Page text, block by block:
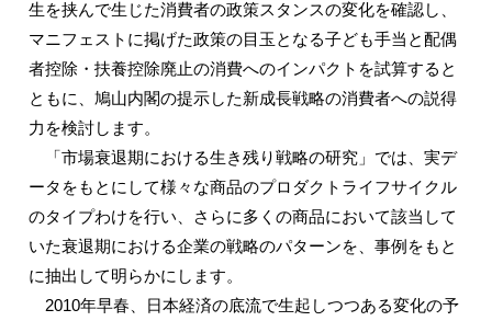
生を挟んで生じた消費者の政策スタンスの変化を確認し、
マニフェストに掲げた政策の目玉となる子ども手当と配偶
者控除・扶養控除廃止の消費へのインパクトを試算すると
ともに、鳩山内閣の提示した新成長戦略の消費者への説得
力を検討します。
「市場衰退期における生き残り戦略の研究」では、実デ
ータをもとにして様々な商品のプロダクトライフサイクル
のタイプわけを行い、さらに多くの商品において該当して
いた衰退期における企業の戦略のパターンを、事例をもと
に抽出して明らかにします。
2010年早春、日本経済の底流で生起しつつある変化の予